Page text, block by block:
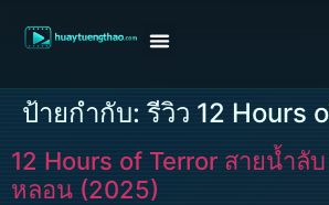
ป้ายกำกับ: รีวิว 12 Hours
12 Hours of Terror สายน้ำลั
หลอน (2025)